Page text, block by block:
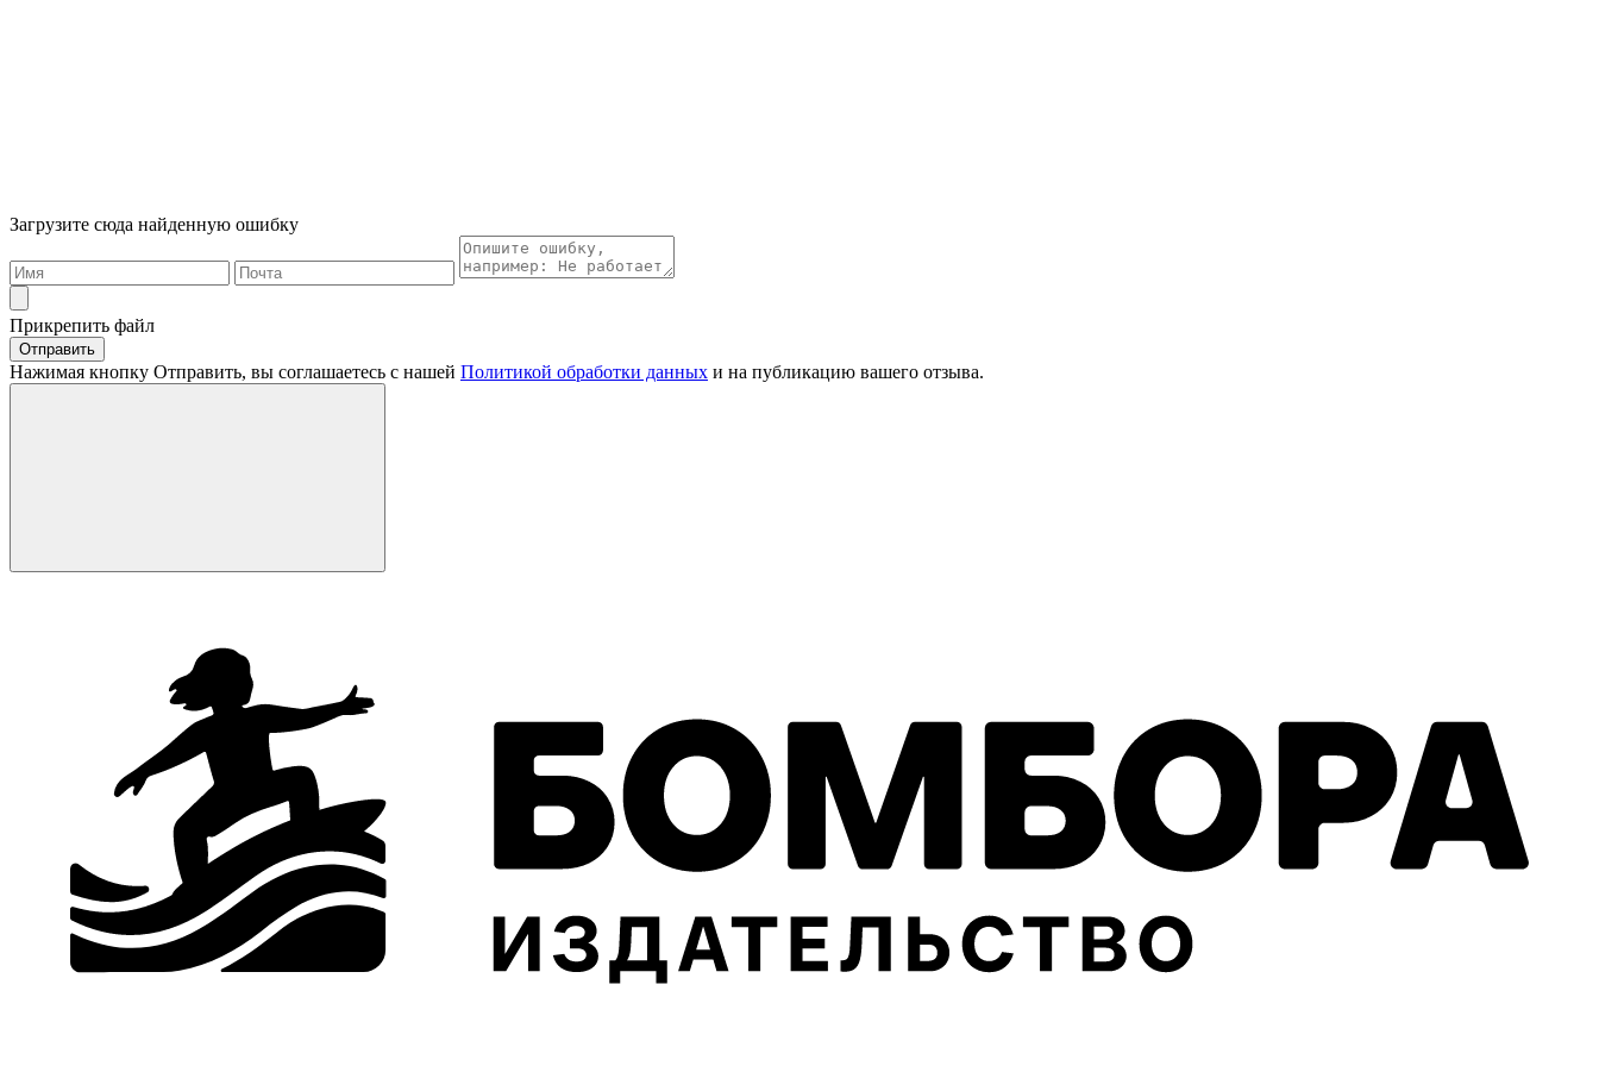
Загрузите сюда найденную ошибку
Прикрепить файл
Отправить
Нажимая кнопку Отправить, вы соглашаетесь с нашей Политикой обработки данных и на публикацию вашего отзыва.